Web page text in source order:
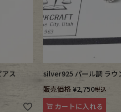
vintage bicycle
ス
silver925 パール調 ラウ
販売価格 ¥2,750税込
カートに入れる